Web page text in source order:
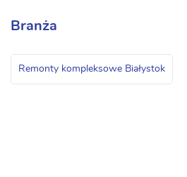
Branża
Remonty kompleksowe Białystok